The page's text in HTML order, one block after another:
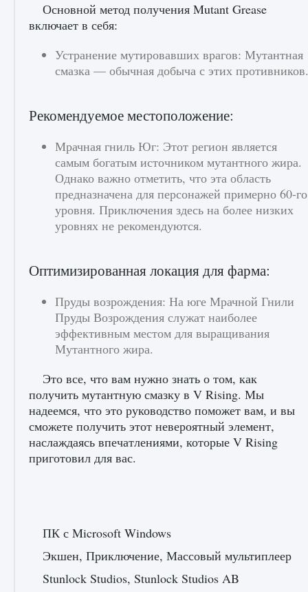
Основной метод получения Mutant Grease
включает в себя:
Устранение мутировавших врагов: Мутантная
смазка — обычная добыча с этих противников.
Рекомендуемое местоположение:
Мрачная гниль Юг: Этот регион является
самым богатым источником мутантного жира.
Однако важно отметить, что эта область
предназначена для персонажей примерно 60-го
уровня. Приключения здесь на более низких
уровнях не рекомендуются.
Оптимизированная локация для фарма:
Пруды возрождения: На юге Мрачной Гнили
Пруды Возрождения служат наиболее
эффективным местом для выращивания
Мутантного жира.
Это все, что вам нужно знать о том, как
получить мутантную смазку в V Rising. Мы
надеемся, что это руководство поможет вам, и вы
сможете получить этот невероятный элемент,
наслаждаясь впечатлениями, которые V Rising
приготовил для вас.
ПК с Microsoft Windows
Экшен, Приключение, Массовый мультиплеер
Stunlock Studios, Stunlock Studios AB